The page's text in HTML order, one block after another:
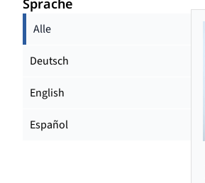
Sprache
Alle
Deutsch
English
Español